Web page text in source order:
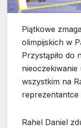
Piątkowe
olimpijskich w
Przystąpiło do
nieoczekiwanie
wszystkim na
reprezentantce
Rahel Daniel